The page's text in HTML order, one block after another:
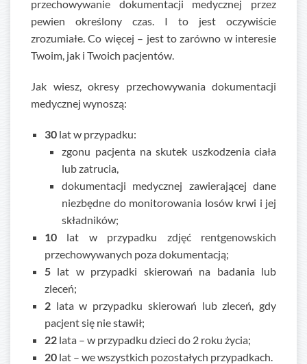
przechowywanie dokumentacji medycznej przez
pewien określony czas. I to jest oczywiście
zrozumiałe. Co więcej – jest to zarówno w interesie
Twoim, jak i Twoich pacjentów.
Jak wiesz, okresy przechowywania dokumentacji
medycznej wynoszą:
30 lat w przypadku:
zgonu pacjenta na skutek uszkodzenia ciała
lub zatrucia,
dokumentacji medycznej zawierającej dane
niezbędne do monitorowania losów krwi i jej
składników;
10 lat w przypadku zdjęć rentgenowskich
przechowywanych poza dokumentacją;
5 lat w przypadki skierowań na badania lub
zleceń;
2 lata w przypadku skierowań lub zleceń, gdy
pacjent się nie stawił;
22 lata – w przypadku dzieci do 2 roku życia;
20 lat – we wszystkich pozostałych przypadkach.